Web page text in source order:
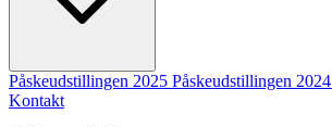
Påskeudstillingen 2025 Påskeudstillingen 2024
Kontakt